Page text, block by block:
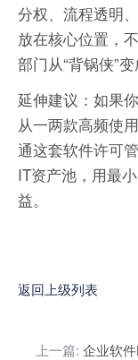
分权、流程透明
放在核心位置，
部门从“背锅侠”
延伸建议：如果
从一两款高频使
通这套软件许可
IT资产池，用最
益。
返回上级列表
上一篇: